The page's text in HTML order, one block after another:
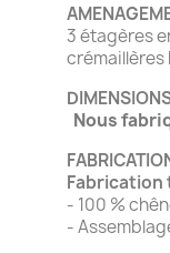
3 étagères
Nous
Fabrication
- 100 %
-